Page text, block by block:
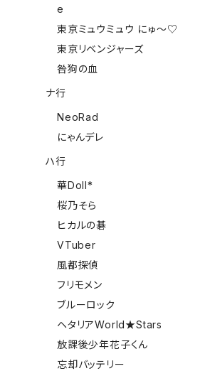
e
東京ミュウミュウ にゅ～♡
東京リベンジャーズ
咎狗の血
ナ行
NeoRad
にゃんデレ
ハ行
華Doll*
桜乃そら
ヒカルの碁
VTuber
風都探偵
フリモメン
ブルーロック
ヘタリアWorld★Stars
放課後少年花子くん
忘却バッテリー